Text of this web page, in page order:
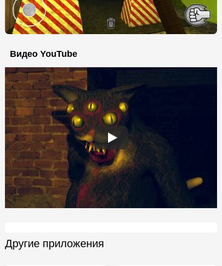
Видео YouTube
Другие приложения